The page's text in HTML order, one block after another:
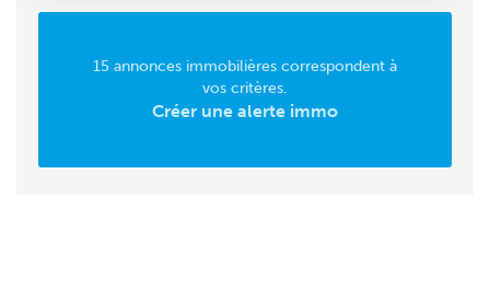
15 annonces immobilières correspondent à
vos critères.
Créer une alerte immo